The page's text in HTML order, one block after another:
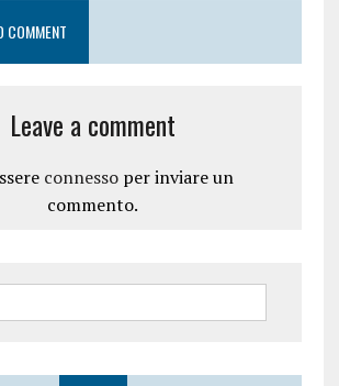
COMMENT
Leave a comment
connesso per inviare un
commento.